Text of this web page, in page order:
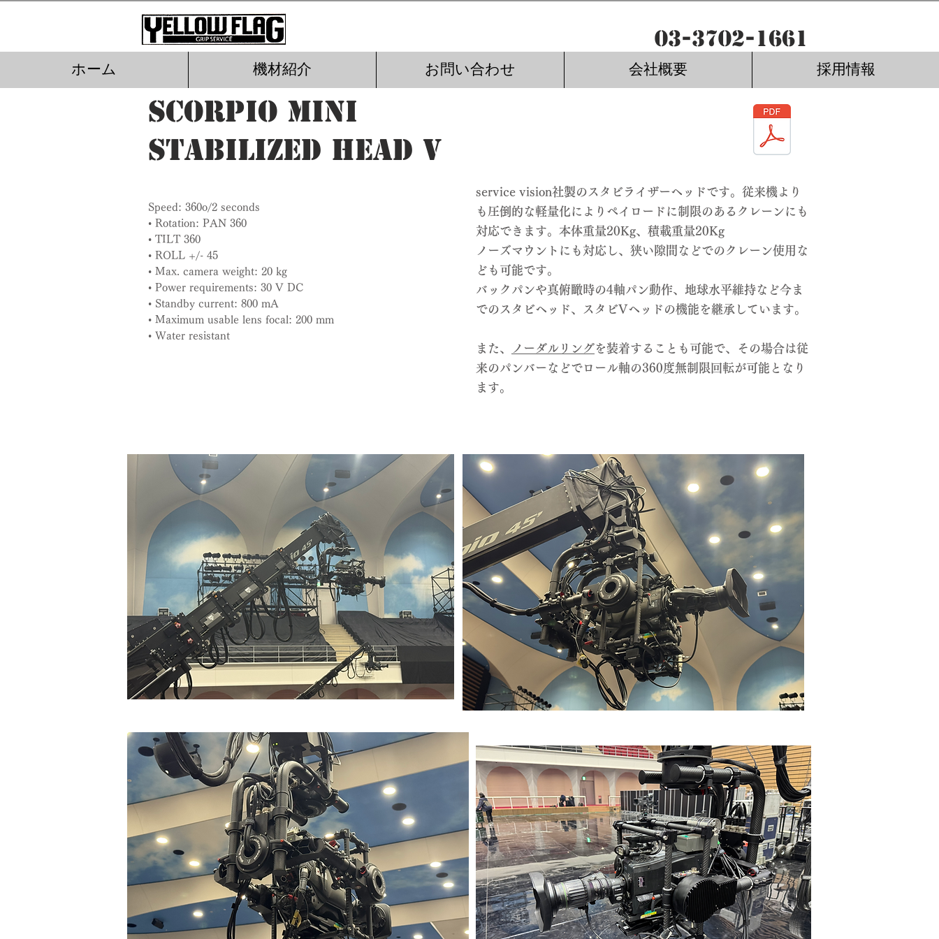
03-3702-1661
ホーム 機材紹介 お問い合わせ 会社概要 採用情報
Scorpio Mini
Stabilized Head V
Speed: 360o/2 seconds
• Rotation: PAN 360
• TILT 360
• ROLL +/- 45
• Max. camera weight: 20 kg
• Power requirements: 30 V DC
• Standby current: 800 mA
• Maximum usable lens focal: 200 mm
• Water resistant
service vision社製のスタビライザーヘッドです。従来機より
も圧倒的な軽量化によりペイロードに制限のあるクレーンにも
対応できます。本体重量20Kg、積載重量20Kg
ノーズマウントにも対応し、狭い隙間などでのクレーン使用な
ども可能です。
バックパンや真俯瞰時の4軸パン動作、地球水平維持など今ま
でのスタビヘッド、スタビVヘッドの機能を継承しています。
また、 ノーダルリングを装着することも可能で、その場合は従
来のパンバーなどでロール軸の360度無制限回転が可能となり
ます。